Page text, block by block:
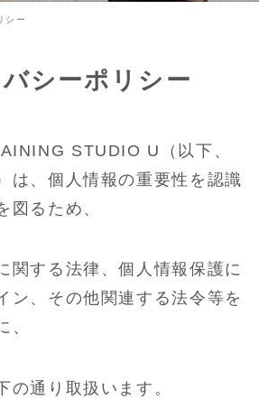
シー
シーポリシー
STUDIO U（以下、
は、個人情報の重要性を認識
図るため、
関する法律、個人情報保護に
ン、その他関連する法令等を
、
の通り取扱います。